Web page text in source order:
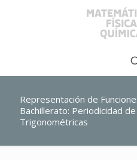
Representación de
Bachillerato: Periodicidad
Trigonométricas